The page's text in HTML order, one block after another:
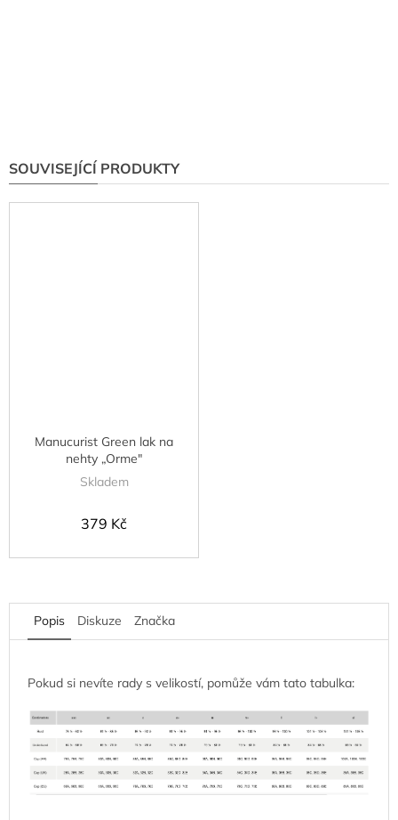
SOUVISEJÍCÍ PRODUKTY
Manucurist Green lak na
nehty „Orme"
Skladem
379 Kč
Popis Diskuze Značka
Pokud si nevíte rady s velikostí, pomůže vám tato tabulka: